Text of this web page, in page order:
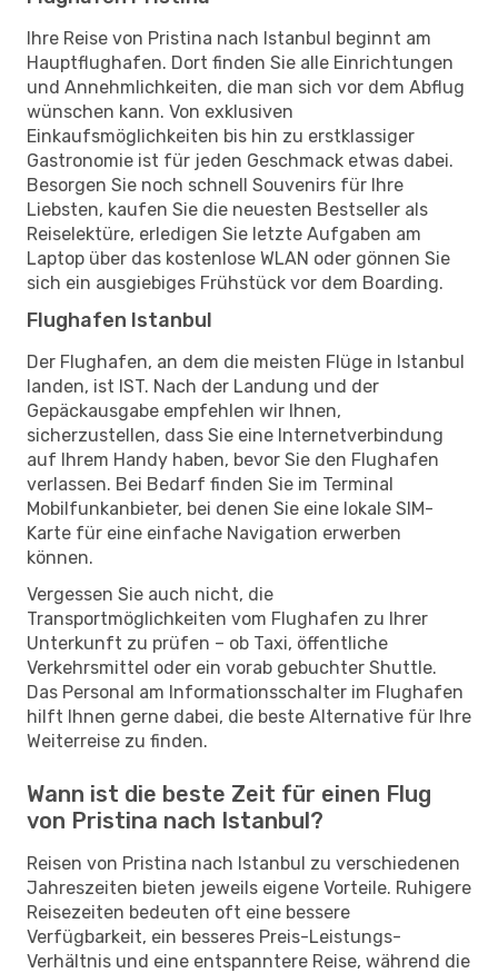
Ihre Reise von Pristina nach Istanbul beginnt am
Hauptflughafen. Dort finden Sie alle Einrichtungen
und Annehmlichkeiten, die man sich vor dem Abflug
wünschen kann. Von exklusiven
Einkaufsmöglichkeiten bis hin zu erstklassiger
Gastronomie ist für jeden Geschmack etwas dabei.
Besorgen Sie noch schnell Souvenirs für Ihre
Liebsten, kaufen Sie die neuesten Bestseller als
Reiselektüre, erledigen Sie letzte Aufgaben am
Laptop über das kostenlose WLAN oder gönnen Sie
sich ein ausgiebiges Frühstück vor dem Boarding.
Flughafen Istanbul
Der Flughafen, an dem die meisten Flüge in Istanbul
landen, ist IST. Nach der Landung und der
Gepäckausgabe empfehlen wir Ihnen,
sicherzustellen, dass Sie eine Internetverbindung
auf Ihrem Handy haben, bevor Sie den Flughafen
verlassen. Bei Bedarf finden Sie im Terminal
Mobilfunkanbieter, bei denen Sie eine lokale SIM-
Karte für eine einfache Navigation erwerben
können.
Vergessen Sie auch nicht, die
Transportmöglichkeiten vom Flughafen zu Ihrer
Unterkunft zu prüfen – ob Taxi, öffentliche
Verkehrsmittel oder ein vorab gebuchter Shuttle.
Das Personal am Informationsschalter im Flughafen
hilft Ihnen gerne dabei, die beste Alternative für Ihre
Weiterreise zu finden.
Wann ist die beste Zeit für einen Flug
von Pristina nach Istanbul?
Reisen von Pristina nach Istanbul zu verschiedenen
Jahreszeiten bieten jeweils eigene Vorteile. Ruhigere
Reisezeiten bedeuten oft eine bessere
Verfügbarkeit, ein besseres Preis-Leistungs-
Verhältnis und eine entspanntere Reise, während die